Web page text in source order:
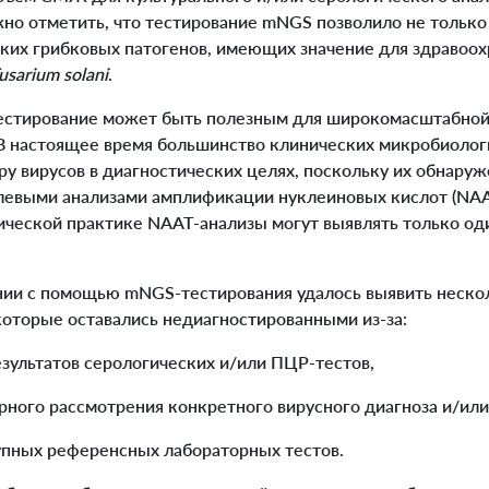
отметить, что тестирование mNGS позволило не
грибковых патогенов, имеющих значение для
solani.
может быть полезным для широкомасштабной
время большинство клинических
вирусов в диагностических целях, поскольку их
анализами амплификации нуклеиновых кислот
практике NAAT-анализы могут выявлять только
с помощью mNGS-тестирования удалось выявить
оставались недиагностированными из-за:
серологических и/или ПЦР-тестов,
рассмотрения конкретного вирусного диагноза и/
референсных лабораторных тестов.